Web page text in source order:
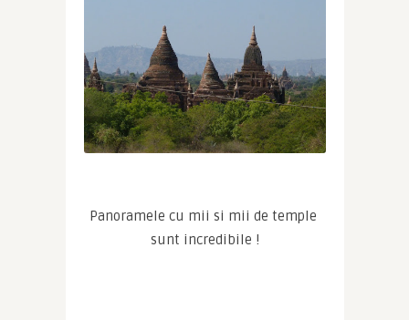
Panoramele cu mii si mii de temple
sunt incredibile !